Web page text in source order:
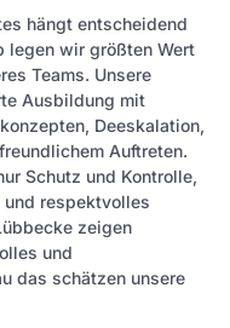
hängt entscheidend
legen wir größten Wert
Teams. Unsere
Ausbildung mit
Deeskalation,
Auftreten.
Schutz und Kontrolle,
respektvolles
zeigen
und
das schätzen unsere